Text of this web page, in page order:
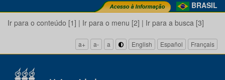
BRASIL
Ir para o conteúdo [1] | Ir para o menu [2] | Ir para a busca [3]
a+ a- a English Español Français